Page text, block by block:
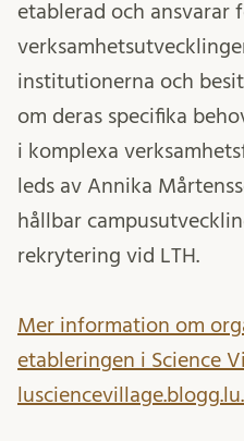
etablerad och ansvarar
institutionerna och
om deras specifika
i komplexa
leds av Annika
hållbar
rekrytering vid LTH.
Mer information om
etableringen i Science